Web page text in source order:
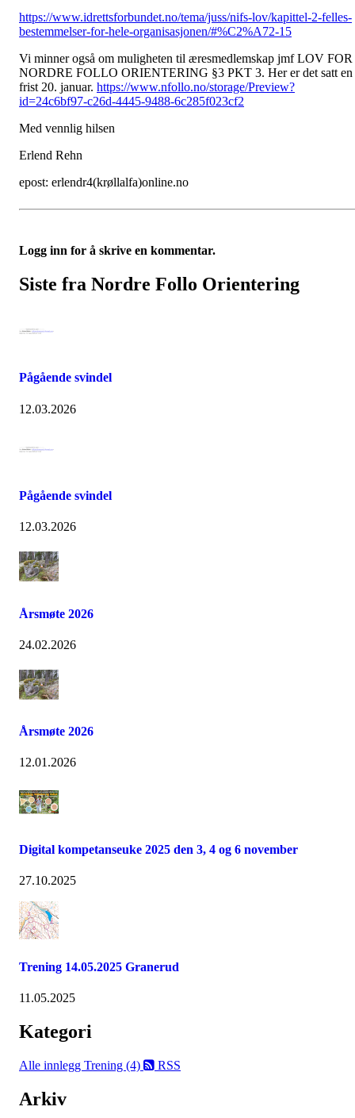
https://www.idrettsforbundet.no/tema/juss/nifs-lov/kapittel-2-felles-
bestemmelser-for-hele-organisasjonen/#%C2%A72-15
Vi minner også om muligheten til æresmedlemskap jmf LOV FOR
NORDRE FOLLO ORIENTERING §3 PKT 3. Her er det satt en
frist 20. januar. https://www.nfollo.no/storage/Preview?
id=24c6bf97-c26d-4445-9488-6c285f023cf2
Med vennlig hilsen
Erlend Rehn
epost: erlendr4(krøllalfa)online.no
Logg inn for å skrive en kommentar.
Siste fra Nordre Follo Orientering
Pågående svindel
12.03.2026
Pågående svindel
12.03.2026
Årsmøte 2026
24.02.2026
Årsmøte 2026
12.01.2026
Digital kompetanseuke 2025 den 3, 4 og 6 november
27.10.2025
Trening 14.05.2025 Granerud
11.05.2025
Kategori
Alle innlegg Trening (4) RSS
Arkiv